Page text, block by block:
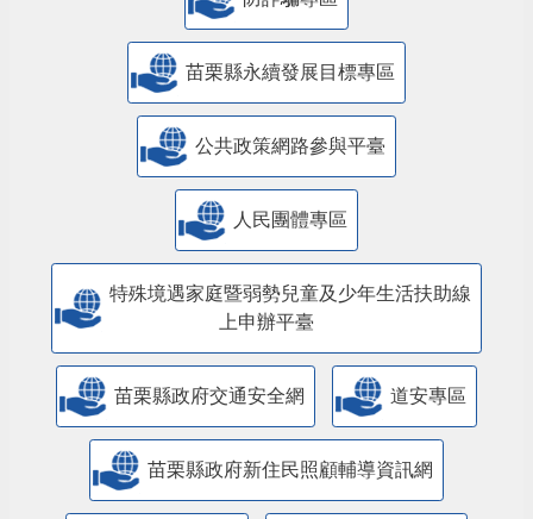
苗栗縣永續發展目標專區
公共政策網路參與平臺
人民團體專區
特殊境遇家庭暨弱勢兒童及少年生活扶助線
上申辦平臺
苗栗縣政府交通安全網 道安專區
苗栗縣政府新住民照顧輔導資訊網